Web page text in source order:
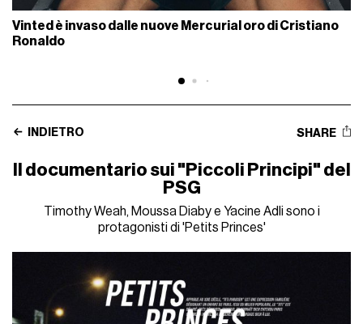
Vinted è invaso dalle nuove Mercurial oro di Cristiano
Ronaldo
INDIETRO SHARE
Il documentario sui "Piccoli Principi" del
PSG
Timothy Weah, Moussa Diaby e Yacine Adli sono i
protagonisti di 'Petits Princes'